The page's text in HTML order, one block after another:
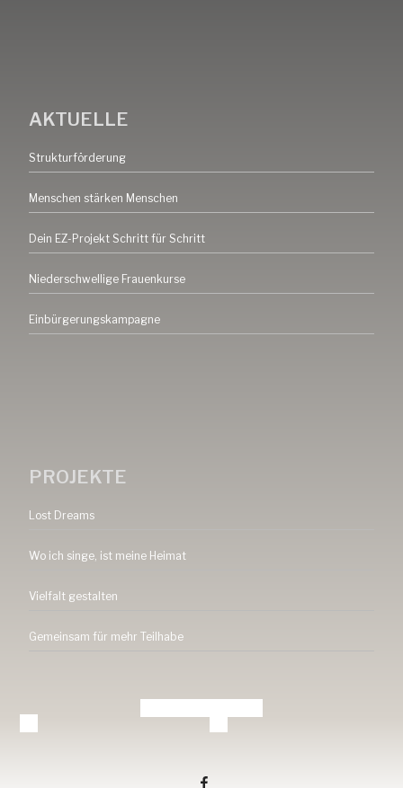
AKTUELLE
Strukturförderung
Menschen stärken Menschen
Dein EZ-Projekt Schritt für Schritt
Niederschwellige Frauenkurse
Einbürgerungskampagne
PROJEKTE
Lost Dreams
Wo ich singe, ist meine Heimat
Vielfalt gestalten
Gemeinsam für mehr Teilhabe